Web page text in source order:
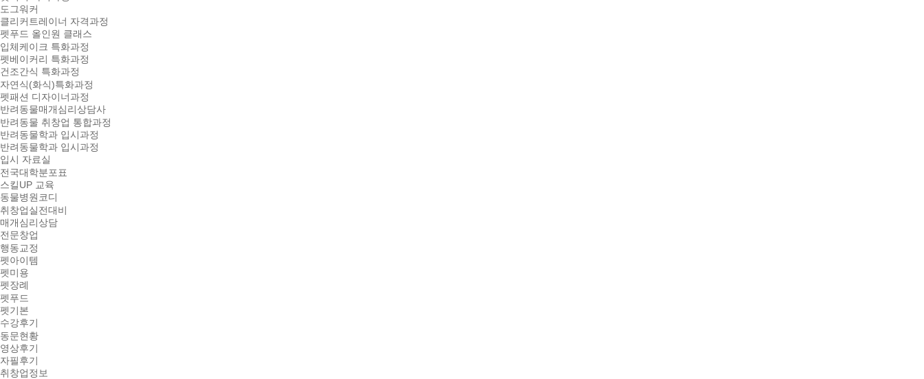
도그워커
클리커트레이너 자격과정
펫푸드 올인원 클래스
입체케이크 특화과정
펫베이커리 특화과정
건조간식 특화과정
자연식(화식)특화과정
펫패션 디자이너과정
반려동물매개심리상담사
반려동물 취창업 통합과정
반려동물학과 입시과정
반려동물학과 입시과정
입시 자료실
전국대학분포표
스킬UP 교육
동물병원코디
취창업실전대비
매개심리상담
전문창업
행동교정
펫아이템
펫미용
펫장례
펫푸드
펫기본
수강후기
동문현황
영상후기
자필후기
취창업정보